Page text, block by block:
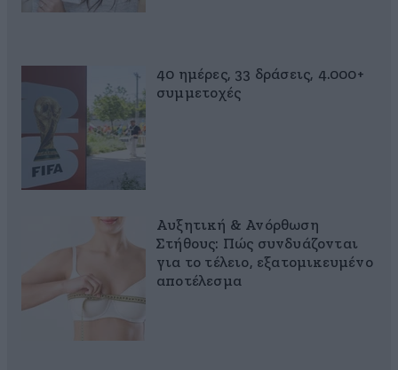
40 ημέρες, 33 δράσεις, 4.000+
συμμετοχές
Αυξητική & Ανόρθωση
Στήθους: Πώς συνδυάζονται
για το τέλειο, εξατομικευμένο
αποτέλεσμα